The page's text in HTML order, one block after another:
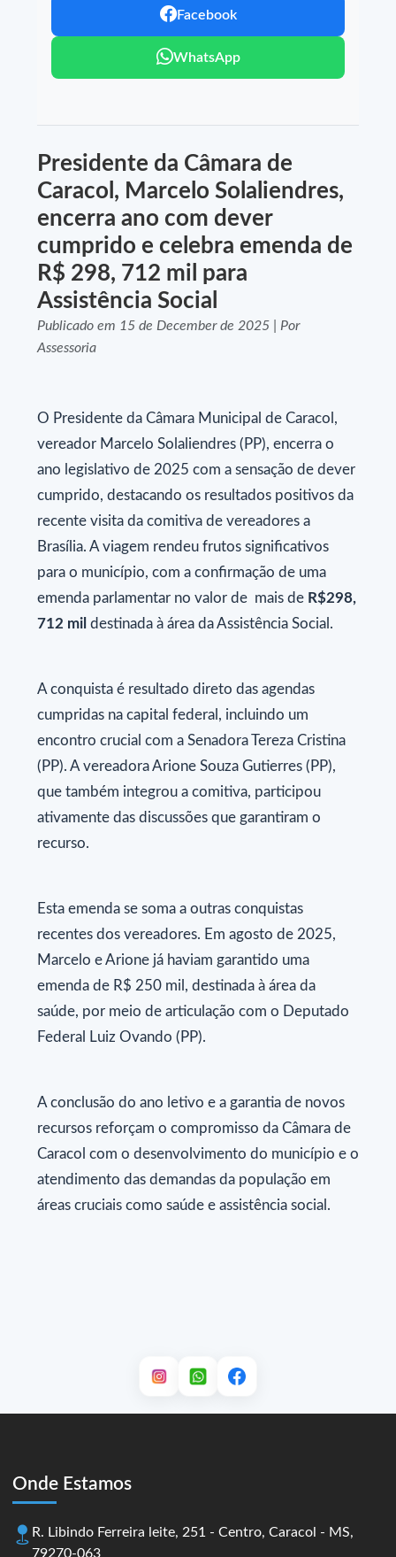
Facebook
WhatsApp
Presidente da Câmara de
Caracol, Marcelo Solaliendres,
encerra ano com dever
cumprido e celebra emenda de
R$ 298, 712 mil para
Assistência Social
Publicado em 15 de December de 2025 | Por
Assessoria
O Presidente da Câmara Municipal de Caracol,
vereador Marcelo Solaliendres (PP), encerra o
ano legislativo de 2025 com a sensação de dever
cumprido, destacando os resultados positivos da
recente visita da comitiva de vereadores a
Brasília. A viagem rendeu frutos significativos
para o município, com a confirmação de uma
emenda parlamentar no valor de mais de R$298,
712 mil destinada à área da Assistência Social.
A conquista é resultado direto das agendas
cumpridas na capital federal, incluindo um
encontro crucial com a Senadora Tereza Cristina
(PP). A vereadora Arione Souza Gutierres (PP),
que também integrou a comitiva, participou
ativamente das discussões que garantiram o
recurso.
Esta emenda se soma a outras conquistas
recentes dos vereadores. Em agosto de 2025,
Marcelo e Arione já haviam garantido uma
emenda de R$ 250 mil, destinada à área da
saúde, por meio de articulação com o Deputado
Federal Luiz Ovando (PP).
A conclusão do ano letivo e a garantia de novos
recursos reforçam o compromisso da Câmara de
Caracol com o desenvolvimento do município e o
atendimento das demandas da população em
áreas cruciais como saúde e assistência social.
Onde Estamos
R. Libindo Ferreira leite, 251 - Centro, Caracol - MS,
79270-063